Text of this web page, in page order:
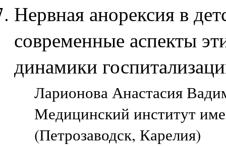
Нервная анорексия в
современные аспекты
динамики
Ларионова Анастасия
Медицинский институт
(Петрозаводск, Карелия)